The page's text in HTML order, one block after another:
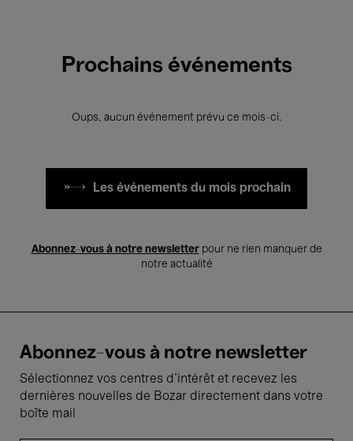
Prochains événements
Oups, aucun événement prévu ce mois-ci.
Les événements du mois prochain
Abonnez-vous à notre newsletterpour ne rien manquer de
notre actualité
Abonnez-vous à notre newsletter
Sélectionnez vos centres d'intérêt et recevez les
dernières nouvelles de Bozar directement dans votre
boîte mail